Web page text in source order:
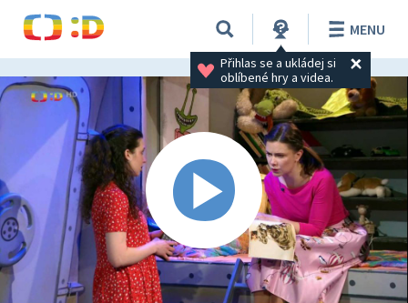
Přihlas se a ukládej si
oblíbené hry a videa.
MENU